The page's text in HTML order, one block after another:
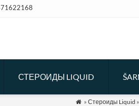
СТЕРОИДЫ LIQUID
 » Стероиды Liquid »